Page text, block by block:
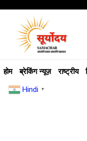
होम ब्रेकिंग न्यूज़ राष्ट्रीय
Hindi ▼